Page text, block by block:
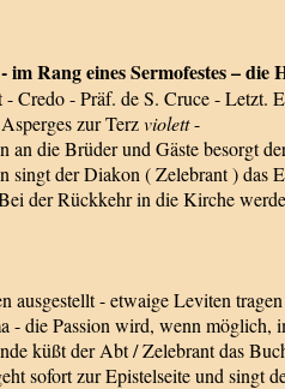
Rang eines Sermofestes – die
- Credo - Präf. de S. Cruce -
zur Terzviolett-
die Brüder und Gäste besorgt
singt der Diakon ( Zelebrant )
der Rückkehr in die Kirche
- etwaige Leviten
Passion wird, wenn möglich,
küßt der Abt / Zelebrant das
sofort zur Epistelseite und singt